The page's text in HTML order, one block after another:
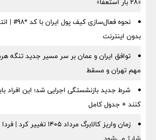
نحوه
بدون اینترنت
توافق ایران و عمان بر سر مسیر جدید تنگه
مهم تهران و مسقط
کنند + جدول کامل
زمان واریز کالابرگ مرداد